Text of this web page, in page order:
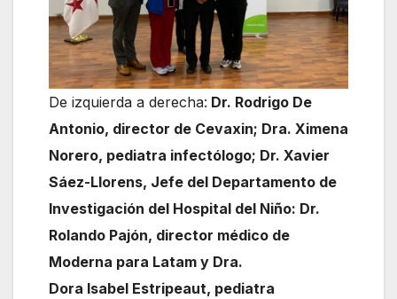
De izquierda a derecha: Dr. Rodrigo De
Antonio, director de Cevaxin; Dra. Ximena
Norero, pediatra infectólogo; Dr. Xavier
Sáez-Llorens, Jefe del Departamento de
Investigación del Hospital del Niño: Dr.
Rolando Pajón, director médico de
Moderna para Latam y Dra.
Dora Isabel Estripeaut, pediatra